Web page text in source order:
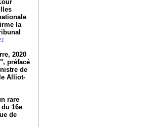
la
2020
préfacé
de
Alliot-
rare
16e
de